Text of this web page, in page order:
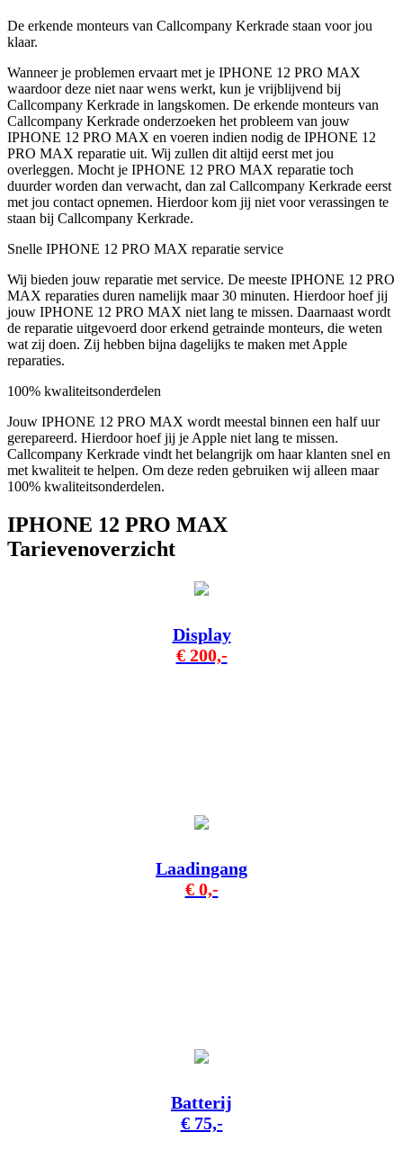
De erkende monteurs van Callcompany Kerkrade staan voor jou
klaar.
Wanneer je problemen ervaart met je IPHONE 12 PRO MAX
waardoor deze niet naar wens werkt, kun je vrijblijvend bij
Callcompany Kerkrade in langskomen. De erkende monteurs van
Callcompany Kerkrade onderzoeken het probleem van jouw
IPHONE 12 PRO MAX en voeren indien nodig de IPHONE 12
PRO MAX reparatie uit. Wij zullen dit altijd eerst met jou
overleggen. Mocht je IPHONE 12 PRO MAX reparatie toch
duurder worden dan verwacht, dan zal Callcompany Kerkrade eerst
met jou contact opnemen. Hierdoor kom jij niet voor verassingen te
staan bij Callcompany Kerkrade.
Snelle IPHONE 12 PRO MAX reparatie service
Wij bieden jouw reparatie met service. De meeste IPHONE 12 PRO
MAX reparaties duren namelijk maar 30 minuten. Hierdoor hoef jij
jouw IPHONE 12 PRO MAX niet lang te missen. Daarnaast wordt
de reparatie uitgevoerd door erkend getrainde monteurs, die weten
wat zij doen. Zij hebben bijna dagelijks te maken met Apple
reparaties.
100% kwaliteitsonderdelen
Jouw IPHONE 12 PRO MAX wordt meestal binnen een half uur
gerepareerd. Hierdoor hoef jij je Apple niet lang te missen.
Callcompany Kerkrade vindt het belangrijk om haar klanten snel en
met kwaliteit te helpen. Om deze reden gebruiken wij alleen maar
100% kwaliteitsonderdelen.
IPHONE 12 PRO MAX
Tarievenoverzicht
Display
€ 200,-
Laadingang
€ 0,-
Batterij
€ 75,-